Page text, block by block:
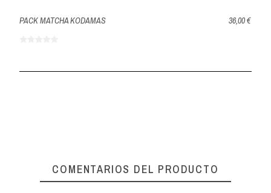
PACK MATCHA KODAMAS 36,00 €
COMENTARIOS DEL PRODUCTO